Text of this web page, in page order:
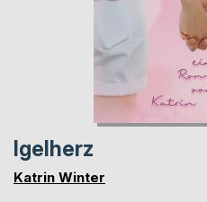
Igelherz
Katrin Winter